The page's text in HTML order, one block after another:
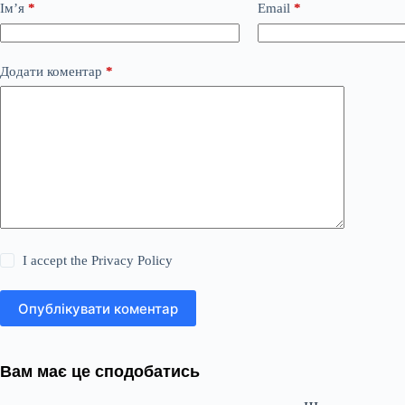
Ім’я * Email *
Додати коментар *
I accept thePrivacy Policy
Опублікувати коментар
Вам має це сподобатись